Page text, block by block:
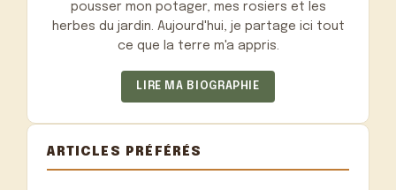
pousser mon potager, mes rosiers et les
herbes du jardin. Aujourd'hui, je partage ici tout
ce que la terre m'a appris.
LIRE MA BIOGRAPHIE
ARTICLES PRÉFÉRÉS